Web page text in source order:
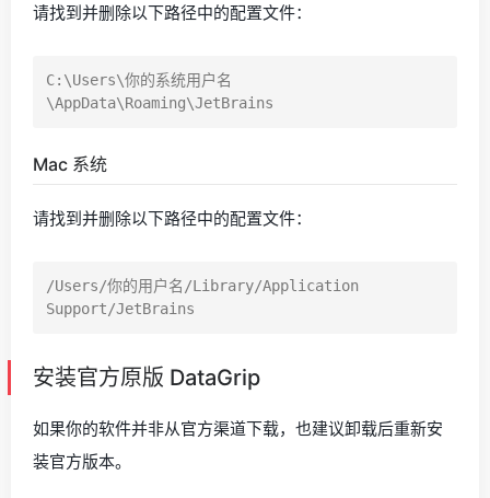
请找到并删除以下路径中的配置文件：
C:\Users\你的系统用户名
Mac 系统
请找到并删除以下路径中的配置文件：
/Users/你的用户名/Library/Application
安装官方原版 DataGrip
如果你的软件并非从官方渠道下载，也建议卸载后重新安
装官方版本。